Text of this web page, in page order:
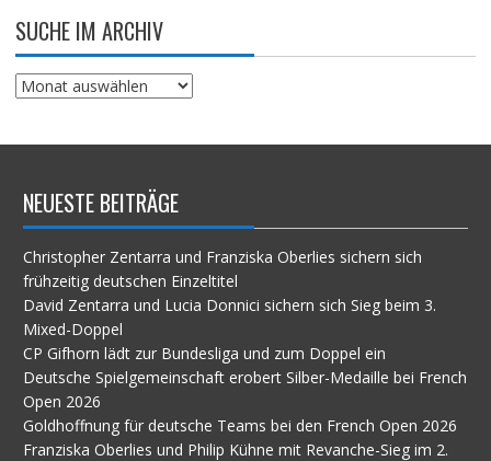
SUCHE IM ARCHIV
Suche
NEUESTE BEITRÄGE
Christopher Zentarra und Franziska Oberlies sichern sich
frühzeitig deutschen Einzeltitel
David Zentarra und Lucia Donnici sichern sich Sieg beim 3.
Mixed-Doppel
CP Gifhorn lädt zur Bundesliga und zum Doppel ein
Deutsche Spielgemeinschaft erobert Silber-Medaille bei French
Open 2026
Goldhoffnung für deutsche Teams bei den French Open 2026
Franziska Oberlies und Philip Kühne mit Revanche-Sieg im 2.